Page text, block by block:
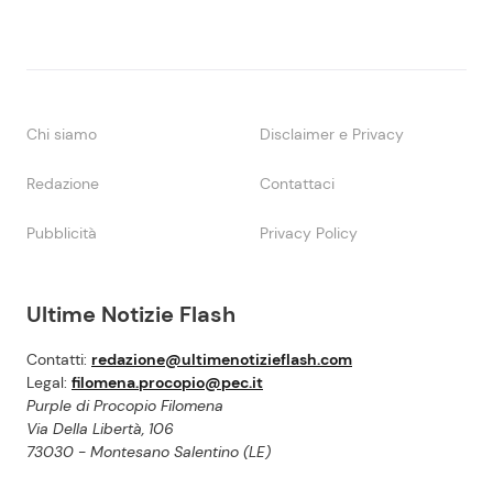
Ultime Notizie Flash
Contatti: redazione@ultimenotizieflash.com
Legal: filomena.procopio@pec.it
Purple di Procopio Filomena
Via Della Libertà, 106
73030 - Montesano Salentino (LE)
Chi siamo Disclaimer e Privacy
Redazione Contattaci
Pubblicità Privacy Policy